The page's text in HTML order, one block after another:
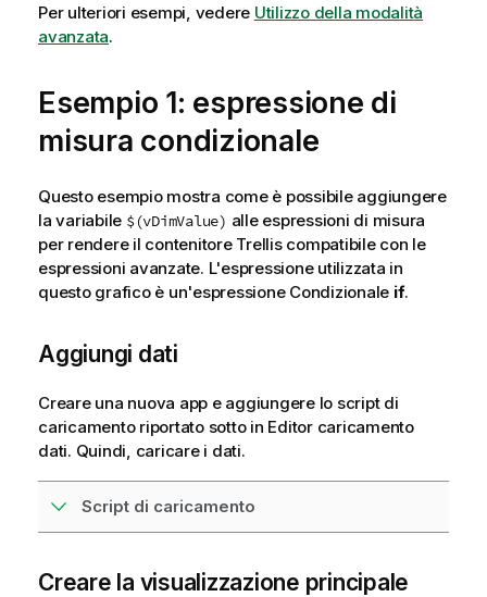
Per ulteriori esempi, vedere Utilizzo della modalità
avanzata.
Esempio 1: espressione di
misura condizionale
Questo esempio mostra come è possibile aggiungere
la variabile $(vDimValue) alle espressioni di misura
per rendere il contenitore Trellis compatibile con le
espressioni avanzate. L'espressione utilizzata in
questo grafico è un'espressione Condizionale if.
Aggiungi dati
Creare una nuova app e aggiungere lo script di
caricamento riportato sotto in Editor caricamento
dati. Quindi, caricare i dati.
Script di caricamento
Creare la visualizzazione principale